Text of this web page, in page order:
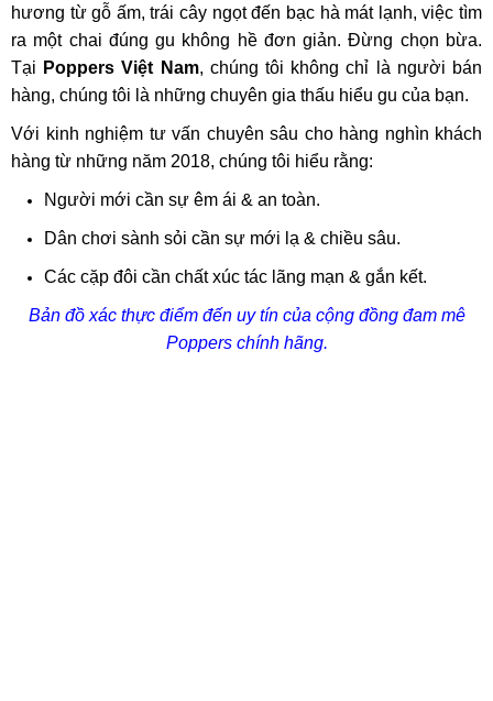
hương từ gỗ ấm, trái cây ngọt đến bạc hà mát lạnh, việc tìm
ra một chai đúng gu không hề đơn giản. Đừng chọn bừa.
Tại Poppers Việt Nam, chúng tôi không chỉ là người bán
hàng, chúng tôi là những chuyên gia thấu hiểu gu của bạn.
Với kinh nghiệm tư vấn chuyên sâu cho hàng nghìn khách
hàng từ những năm 2018, chúng tôi hiểu rằng:
Người mới cần sự êm ái & an toàn.
Dân chơi sành sỏi cần sự mới lạ & chiều sâu.
Các cặp đôi cần chất xúc tác lãng mạn & gắn kết.
Bản đồ xác thực điểm đến uy tín của cộng đồng đam mê
Poppers chính hãng.